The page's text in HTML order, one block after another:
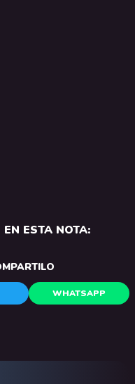
ESTA NOTA:
WHATSAPP